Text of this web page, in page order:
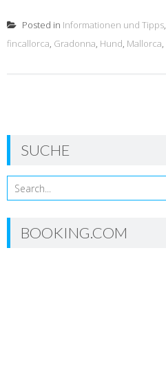
Posted in Informationen und Tipps,
fincallorca, Gradonna, Hund, Mallorca,
navigation
SUCHE
BOOKING.COM